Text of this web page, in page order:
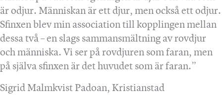
är odjur. Människan är ett djur, men också ett odjur.
Sfinxen blev min association till kopplingen mellan
dessa två – en slags sammansmältning av rovdjur
och människa. Vi ser på rovdjuren som faran, men
på själva sfinxen är det huvudet som är faran.”
Sigrid Malmkvist Padoan, Kristianstad